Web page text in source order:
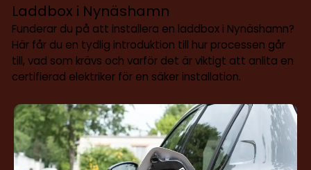
Laddbox i Nynäshamn
Funderar du på att installera en laddbox i Nynäshamn?
Här får du en tydlig introduktion till hur processen går
till, vad som krävs och varför det är viktigt att anlita en
certifierad elektriker för en säker installation.